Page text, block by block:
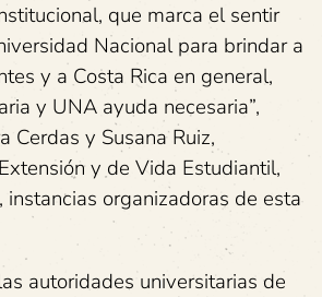
que marca el sentir
Nacional para brindar a
y a Costa Rica en general,
y UNA ayuda necesaria”,
Cerdas y Susana Ruiz,
y de Vida Estudiantil,
organizadoras de esta
autoridades universitarias de